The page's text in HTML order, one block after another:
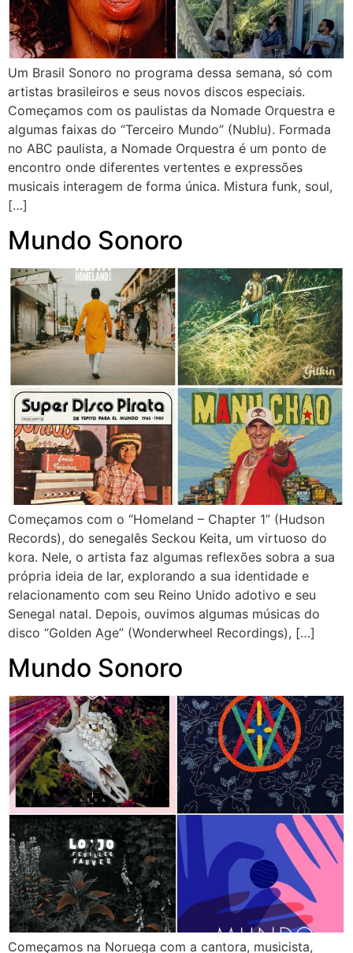
Um Brasil Sonoro no programa dessa semana, só com
artistas brasileiros e seus novos discos especiais.
Começamos com os paulistas da Nomade Orquestra e
algumas faixas do “Terceiro Mundo” (Nublu). Formada
no ABC paulista, a Nomade Orquestra é um ponto de
encontro onde diferentes vertentes e expressões
musicais interagem de forma única. Mistura funk, soul,
[…]
Mundo Sonoro
Começamos com o “Homeland – Chapter 1” (Hudson
Records), do senegalês Seckou Keita, um virtuoso do
kora. Nele, o artista faz algumas reflexões sobra a sua
própria ideia de lar, explorando a sua identidade e
relacionamento com seu Reino Unido adotivo e seu
Senegal natal. Depois, ouvimos algumas músicas do
disco “Golden Age” (Wonderwheel Recordings), […]
Mundo Sonoro
Começamos na Noruega com a cantora, musicista,